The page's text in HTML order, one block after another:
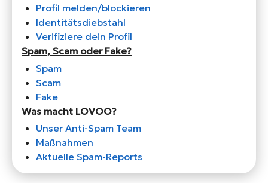
Profil melden/blockieren
Identitätsdiebstahl
Verifiziere dein Profil
Spam, Scam oder Fake?
Spam
Scam
Fake
Was macht LOVOO?
Unser Anti-Spam Team
Maßnahmen
Aktuelle Spam-Reports